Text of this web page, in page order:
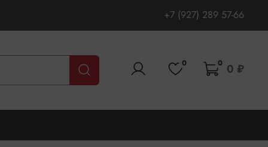
+7 (927) 289 57-66
0 0 0 ₽